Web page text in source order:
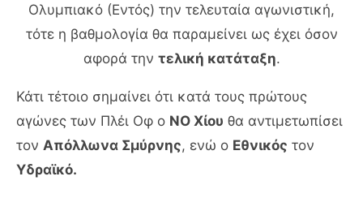
Ολυμπιακό (Εντός) την τελευταία αγωνιστική,
τότε η βαθμολογία θα παραμείνει ως έχει όσον
αφορά την τελική κατάταξη.
Κάτι τέτοιο σημαίνει ότι κατά τους πρώτους
αγώνες των Πλέι Οφ ο ΝΟ Χίου θα αντιμετωπίσει
τον Απόλλωνα Σμύρνης, ενώ ο Εθνικός τον
Υδραϊκό.